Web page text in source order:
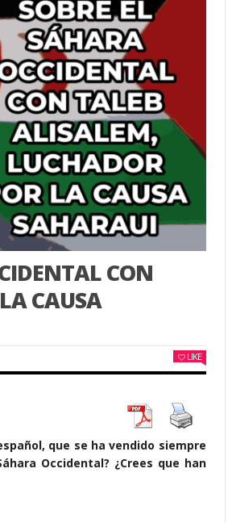
CON
CAUSA
LIKE
que se ha vendido siempre
Occidental? ¿Crees que han